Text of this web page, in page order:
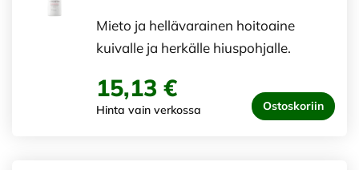
Mieto ja hellävarainen hoitoaine
kuivalle ja herkälle hiuspohjalle.
15,13 €
Hinta vain verkossa Ostoskoriin